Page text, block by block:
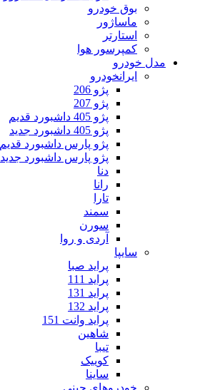
بوق خودرو
ماساژور
استارتر
کمپرسور هوا
مدل خودرو
ایرانخودرو
پژو 206
پژو 207
پژو 405 داشبورد قدیم
پژو 405 داشبورد جدید
پژو پارس داشبورد قدیم
پژو پارس داشبورد جدید
دنا
رانا
تارا
سمند
سورن
آردی و روا
سایپا
پراید صبا
پراید 111
پراید 131
پراید 132
پراید وانت 151
شاهین
تیبا
کوییک
ساینا
خودروهای چینی